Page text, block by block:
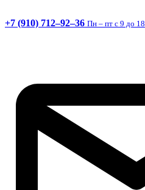
+7 (910) 712–92–36 Пн – пт с 9 до 18